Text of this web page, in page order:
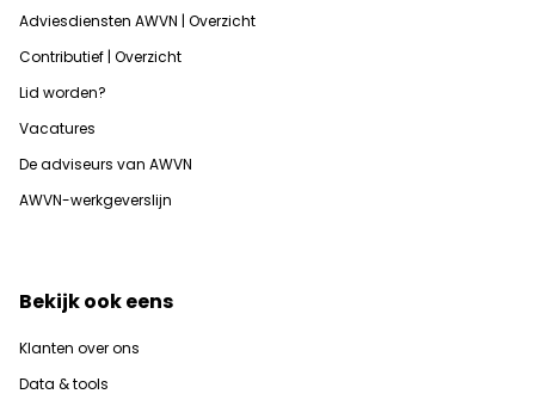
Adviesdiensten AWVN | Overzicht
Contributief | Overzicht
Lid worden?
Vacatures
De adviseurs van AWVN
AWVN-werkgeverslijn
Bekijk ook eens
Klanten over ons
Data & tools